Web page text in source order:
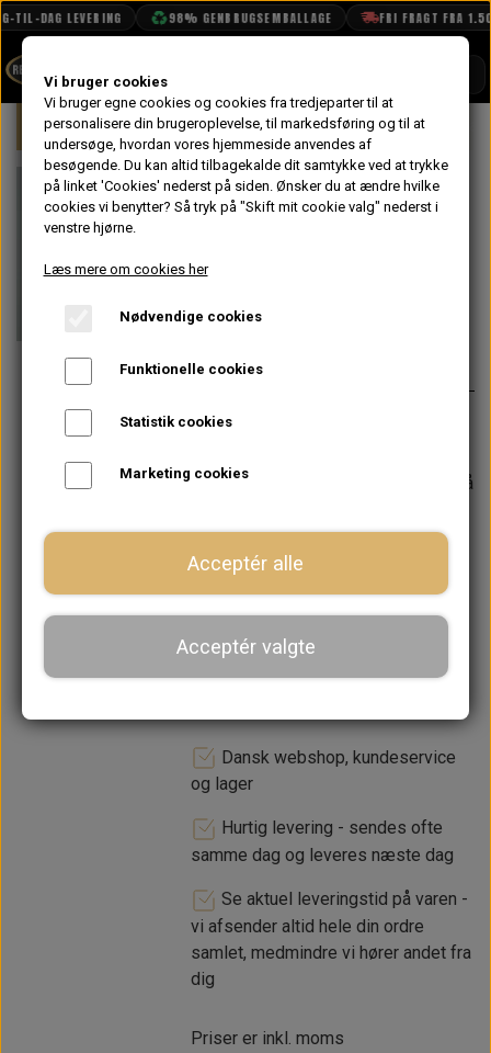
TIL-DAG LEVERING 98% GENBRUGSEMBALLAGE FRI FRAGT FRA
BOOK TID
PROJEKTER
TEKNISK DATA
VANDPOLERING
Forside Mini Elektrisk System Lygter &
På lager
Pære H3 55 W
Fjernlygter
36,00 kr.
Varenummer: GLB453
Org. pære til fjernlygter på SPi/MPi
Forventet leveringstid:
Varen er på
−
LÆG I KURV
Dansk webshop, kundeservice
og lager
Hurtig levering - sendes ofte
samme dag og leveres næste dag
Se aktuel leveringstid på varen -
vi afsender altid hele din ordre
samlet, medmindre vi hører andet fra
dig
Priser er inkl. moms
Vi bruger cookies
Vi bruger egne cookies og cookies fra tredjeparter til at
personalisere din brugeroplevelse, til markedsføring og til at
undersøge, hvordan vores hjemmeside anvendes af
besøgende. Du kan altid tilbagekalde dit samtykke ved at trykke
på linket 'Cookies' nederst på siden. Ønsker du at ændre hvilke
cookies vi benytter? Så tryk på "Skift mit cookie valg" nederst i
venstre hjørne.
Læs mere om cookies her
Nødvendige cookies
Funktionelle cookies
Statistik cookies
Marketing cookies
Acceptér alle
Acceptér valgte